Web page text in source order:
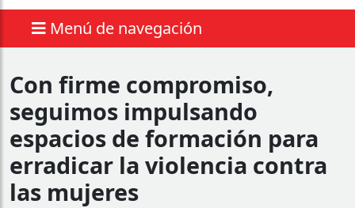
Menú de navegación
Con firme compromiso,
seguimos impulsando
espacios de formación para
erradicar la violencia contra
las mujeres